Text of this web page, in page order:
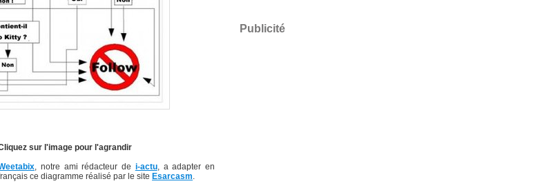
sur l'image pour l'agrandir
, notre ami rédacteur de i-actu, a adapter en
ce diagramme réalisé par le site Esarcasm.
Publicité